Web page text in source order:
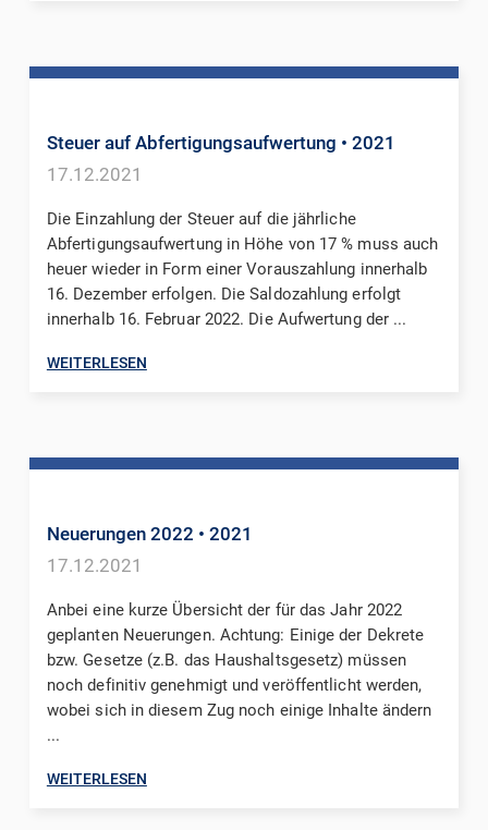
Steuer auf Abfertigungsaufwertung • 2021
17.12.2021
Die Einzahlung der Steuer auf die jährliche
Abfertigungsaufwertung in Höhe von 17 % muss auch
heuer wieder in Form einer Vorauszahlung innerhalb
16. Dezember erfolgen. Die Saldozahlung erfolgt
innerhalb 16. Februar 2022. Die Aufwertung der ...
WEITERLESEN
Neuerungen 2022 • 2021
17.12.2021
Anbei eine kurze Übersicht der für das Jahr 2022
geplanten Neuerungen. Achtung: Einige der Dekrete
bzw. Gesetze (z.B. das Haushaltsgesetz) müssen
noch definitiv genehmigt und veröffentlicht werden,
wobei sich in diesem Zug noch einige Inhalte ändern
...
WEITERLESEN